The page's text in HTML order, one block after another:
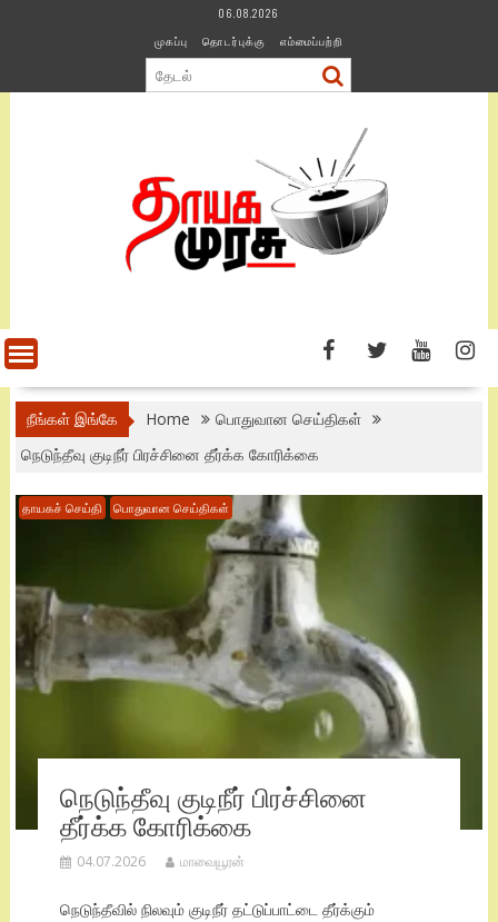
06.08.2026
முகப்பு
தொடர்புக்கு எம்மைப்பற்றி
நீங்கள் இங்கே Home
பொதுவான செய்திகள்
நெடுந்தீவு குடிநீர் பிரச்சினை தீர்க்க கோரிக்கை
தாயகச் செய்தி பொதுவான செய்திகள்
நெடுந்தீவு குடிநீர் பிரச்சினை
தீர்க்க கோரிக்கை
04.07.2026 மாவையூரன்
நெடுந்தீவில் நிலவும் குடிநீர் தட்டுப்பாட்டை தீர்க்கும்